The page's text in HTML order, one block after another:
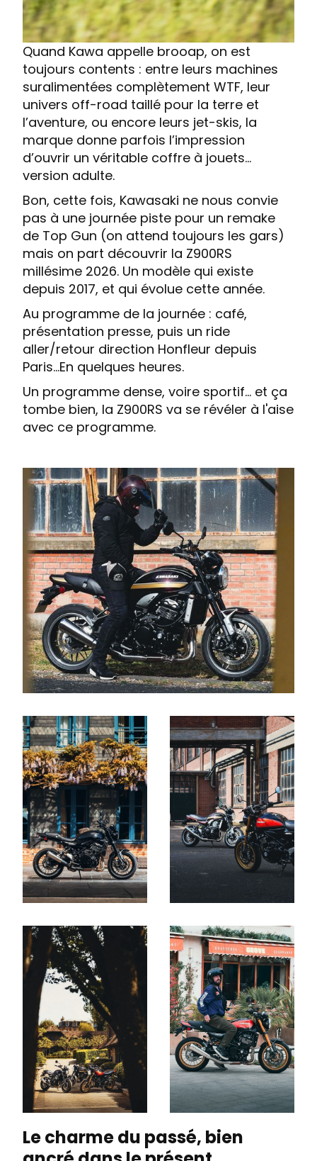
Quand Kawa appelle brooap, on est
toujours contents : entre leurs machines
suralimentées complètement WTF, leur
univers off-road taillé pour la terre et
l’aventure, ou encore leurs jet-skis, la
marque donne parfois l’impression
d’ouvrir un véritable coffre à jouets…
version adulte.
Bon, cette fois, Kawasaki ne nous convie
pas à une journée piste pour un remake
de Top Gun (on attend toujours les gars)
mais on part découvrir la Z900RS
millésime 2026. Un modèle qui existe
depuis 2017, et qui évolue cette année.
Au programme de la journée : café,
présentation presse, puis un ride
aller/retour direction Honfleur depuis
Paris...En quelques heures.
Un programme dense, voire sportif… et ça
tombe bien, la Z900RS va se révéler à l'aise
avec ce programme.
Le charme du passé, bien